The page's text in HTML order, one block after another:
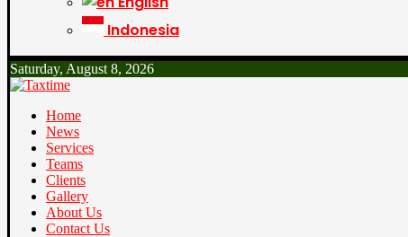
Indonesia
Saturday, August 8, 2026
Home
News
Services
Teams
Clients
Gallery
About Us
Contact Us